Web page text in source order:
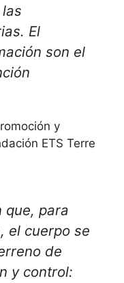
El
son el
y
ETS Terre
que, para
el cuerpo se
de
y control: